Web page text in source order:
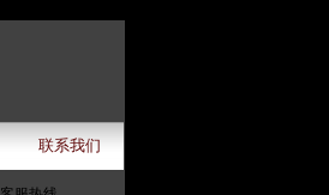
联系我们